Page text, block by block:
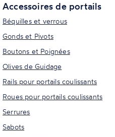
Accessoires de portails
Béquilles et verrous
Gonds et Pivots
Boutons et Poignées
Olives de Guidage
Rails pour portails coulissants
Roues pour portails coulissants
Serrures
Sabots